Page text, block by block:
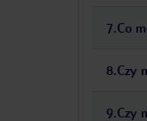
7.Co
8.Czy
9 Czy